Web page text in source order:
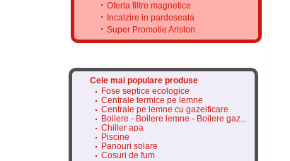
Oferta filtre magnetice
Incalzire in pardoseala
Super Promotie Ariston
Cele mai populare produse
Fose septice ecologice
Centrale termice pe lemne
Centrale pe lemne cu gazeificare
Boilere - Boilere lemne - Boilere gaz...
Chiller apa
Piscine
Panouri solare
Cosuri de fum